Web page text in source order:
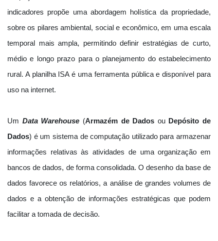
indicadores propõe uma abordagem holística da propriedade,
sobre os pilares ambiental, social e econômico, em uma escala
temporal mais ampla, permitindo definir estratégias de curto,
médio e longo prazo para o planejamento do estabelecimento
rural. A planilha ISA é uma ferramenta pública e disponível para
uso na internet.
Um Data Warehouse (Armazém de Dados ou Depósito de
Dados) é um sistema de computação utilizado para armazenar
informações relativas às atividades de uma organização em
bancos de dados, de forma consolidada. O desenho da base de
dados favorece os relatórios, a análise de grandes volumes de
dados e a obtenção de informações estratégicas que podem
facilitar a tomada de decisão.